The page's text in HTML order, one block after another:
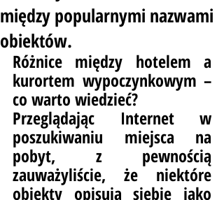
między popularnymi nazwami
obiektów.
Różnice między hotelem a
kurortem wypoczynkowym –
co warto wiedzieć?
Przeglądając Internet w
poszukiwaniu miejsca na
pobyt, z pewnością
zauważyliście, że niektóre
obiekty opisują siebie jako